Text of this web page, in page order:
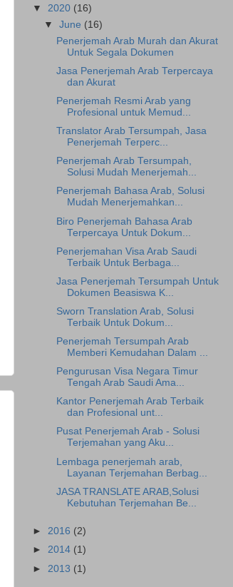
▼ 2020 (16)
▼June (16)
Penerjemah Arab Murah dan Akurat
Untuk Segala Dokumen
Jasa Penerjemah Arab Terpercaya
dan Akurat
Penerjemah Resmi Arab yang
Profesional untuk Memud...
Translator Arab Tersumpah, Jasa
Penerjemah Terperc...
Penerjemah Arab Tersumpah,
Solusi Mudah Menerjemah...
Penerjemah Bahasa Arab, Solusi
Mudah Menerjemahkan...
Biro Penerjemah Bahasa Arab
Terpercaya Untuk Dokum...
Penerjemahan Visa Arab Saudi
Terbaik Untuk Berbaga...
Jasa Penerjemah Tersumpah Untuk
Dokumen Beasiswa K...
Sworn Translation Arab, Solusi
Terbaik Untuk Dokum...
Penerjemah Tersumpah Arab
Memberi Kemudahan Dalam ...
Pengurusan Visa Negara Timur
Tengah Arab Saudi Ama...
Kantor Penerjemah Arab Terbaik
dan Profesional unt...
Pusat Penerjemah Arab - Solusi
Terjemahan yang Aku...
Lembaga penerjemah arab,
Layanan Terjemahan Berbag...
JASA TRANSLATE ARAB,Solusi
Kebutuhan Terjemahan Be...
► 2016 (2)
► 2014 (1)
► 2013 (1)